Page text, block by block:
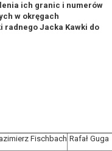
ich granic i numerów
w okręgach
radnego Jacka Kawki do
Fischbach Rafał Guga